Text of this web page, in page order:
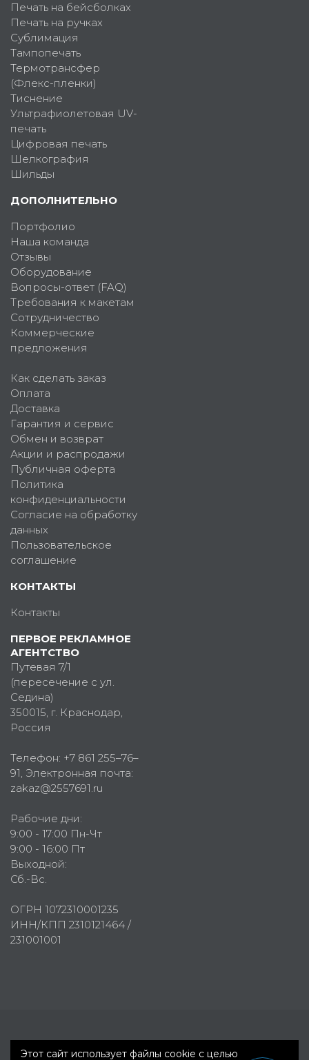
Печать на бейсболках
Печать на ручках
Сублимация
Тампопечать
Термотрансфер
(Флекс-пленки)
Тиснение
Ультрафиолетовая UV-
печать
Цифровая печать
Шелкография
Шильды
ДОПОЛНИТЕЛЬНО
Портфолио
Наша команда
Отзывы
Оборудование
Вопросы-ответ (FAQ)
Требования к макетам
Сотрудничество
Коммерческие
предложения
Как сделать заказ
Оплата
Доставка
Гарантия и сервис
Обмен и возврат
Акции и распродажи
Публичная оферта
Политика
конфиденциальности
Согласие на обработку
данных
Пользовательское
соглашение
КОНТАКТЫ
Контакты
ПЕРВОЕ РЕКЛАМНОЕ
АГЕНТСТВО
Путевая 7/1
(пересечение с ул.
Седина)
350015, г. Краснодар,
Россия
Телефон: +7 861 255–76–
91, Электронная почта:
zakaz@2557691.ru
Рабочие дни:
9:00 - 17:00 Пн-Чт
9:00 - 16:00 Пт
Выходной:
Сб.-Вс.
ОГРН 1072310001235
ИНН/КПП 2310121464 /
231001001
Этот сайт использует файлы cookie с целью